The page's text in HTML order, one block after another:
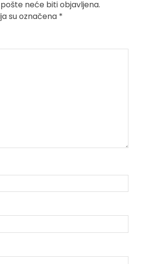
neće biti objavljena.
su označena *